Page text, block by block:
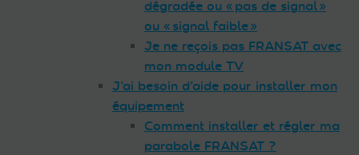
dégradée ou « pas de signal »
ou « signal faible »
Je ne reçois pas FRANSAT avec
mon module TV
J’ai besoin d’aide pour installer mon
équipement
Comment installer et régler ma
parabole FRANSAT ?